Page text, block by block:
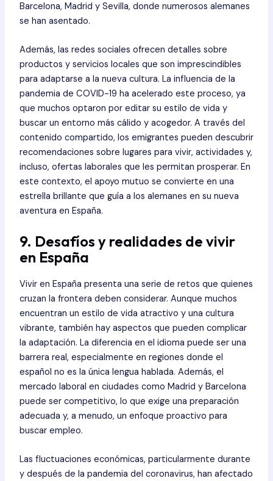
Barcelona, Madrid y Sevilla, donde numerosos alemanes
se han asentado.
Además, las redes sociales ofrecen detalles sobre
productos y servicios locales que son imprescindibles
para adaptarse a la nueva cultura. La influencia de la
pandemia de COVID-19 ha acelerado este proceso, ya
que muchos optaron por editar su estilo de vida y
buscar un entorno más cálido y acogedor. A través del
contenido compartido, los emigrantes pueden descubrir
recomendaciones sobre lugares para vivir, actividades y,
incluso, ofertas laborales que les permitan prosperar. En
este contexto, el apoyo mutuo se convierte en una
estrella brillante que guía a los alemanes en su nueva
aventura en España.
9. Desafíos y realidades de vivir
en España
Vivir en España presenta una serie de retos que quienes
cruzan la frontera deben considerar. Aunque muchos
encuentran un estilo de vida atractivo y una cultura
vibrante, también hay aspectos que pueden complicar
la adaptación. La diferencia en el idioma puede ser una
barrera real, especialmente en regiones donde el
español no es la única lengua hablada. Además, el
mercado laboral en ciudades como Madrid y Barcelona
puede ser competitivo, lo que exige una preparación
adecuada y, a menudo, un enfoque proactivo para
buscar empleo.
Las fluctuaciones económicas, particularmente durante
y después de la pandemia del coronavirus, han afectado